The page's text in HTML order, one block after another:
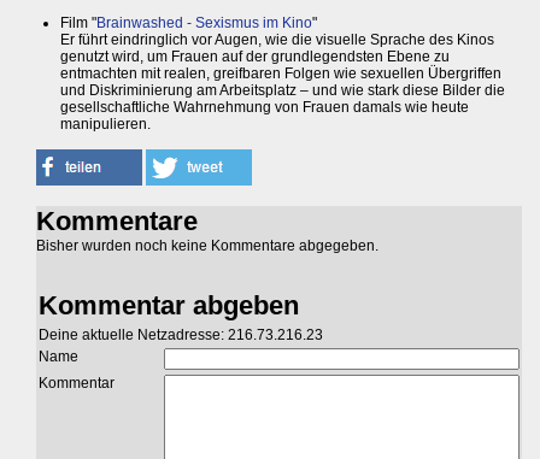
Film "Brainwashed - Sexismus im Kino"
Er führt eindringlich vor Augen, wie die visuelle Sprache des Kinos
genutzt wird, um Frauen auf der grundlegendsten Ebene zu
entmachten mit realen, greifbaren Folgen wie sexuellen Übergriffen
und Diskriminierung am Arbeitsplatz – und wie stark diese Bilder die
gesellschaftliche Wahrnehmung von Frauen damals wie heute
manipulieren.
Kommentare
Bisher wurden noch keine Kommentare abgegeben.
Kommentar abgeben
Deine aktuelle Netzadresse: 216.73.216.23
Name
Kommentar